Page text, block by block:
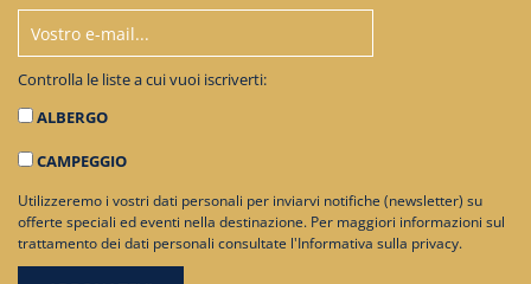
Controlla le liste a cui vuoi iscriverti:
ALBERGO
CAMPEGGIO
Utilizzeremo i vostri dati personali per inviarvi notifiche (newsletter) su
offerte speciali ed eventi nella destinazione. Per maggiori informazioni sul
trattamento dei dati personali consultate l'Informativa sulla privacy.